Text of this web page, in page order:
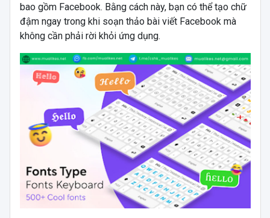
bao gồm Facebook. Bằng cách này, bạn có thể tạo chữ
đậm ngay trong khi soạn thảo bài viết Facebook mà
không cần phải rời khỏi ứng dụng.